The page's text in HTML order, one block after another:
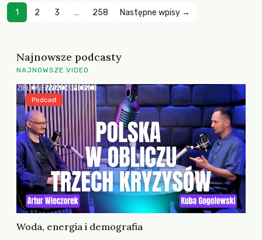
1 2 3 … 258 Następne wpisy →
Najnowsze podcasty
NAJNOWSZE VIDEO
Woda, energia i demografia
Podcast